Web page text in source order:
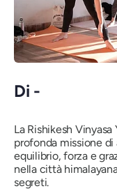
Di -
La Rishikesh
profonda missione
equilibrio, forza e
nella città
segreti.